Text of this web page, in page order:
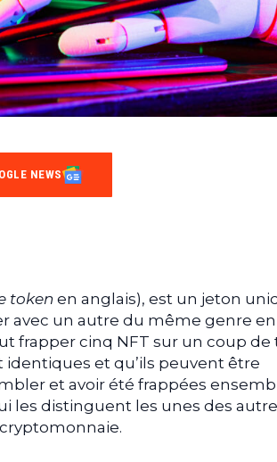
NEWS
token en anglais), est un jeton
avec un autre du même genre en
frapper cinq NFT sur un coup de
et qu’ils peuvent être
et avoir été frappées
les distinguent les unes des